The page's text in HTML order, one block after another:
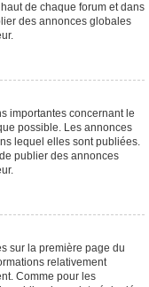
de chaque forum et dans
des annonces globales
importantes concernant le
possible. Les annonces
lequel elles sont publiées.
publier des annonces
sur la première page du
relativement
Comme pour les